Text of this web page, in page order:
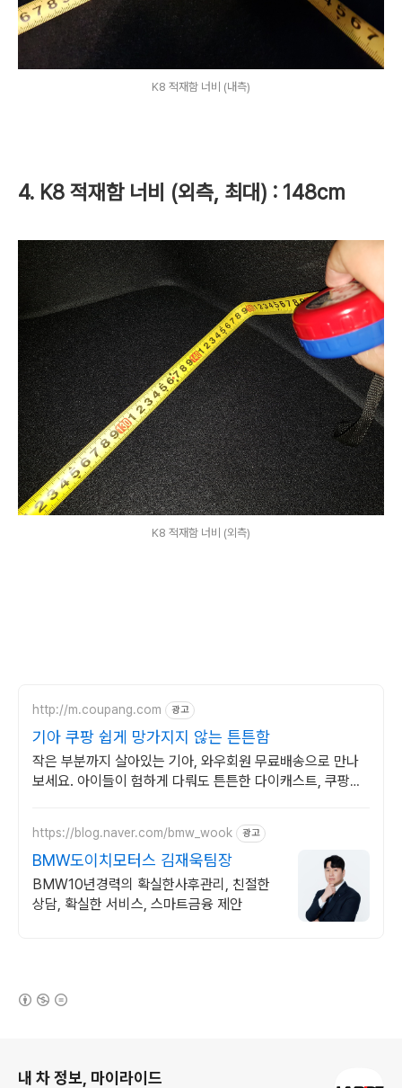
K8 적재함 너비 (내측)
4. K8 적재함 너비 (외측, 최대) : 148cm
K8 적재함 너비 (외측)
http://m.coupang.com 광고
기아 쿠팡 쉽게 망가지지 않는 튼튼함
작은 부분까지 살아있는 기아, 와우회원 무료배송으로 만나
보세요. 아이들이 험하게 다뤄도 튼튼한 다이캐스트, 쿠팡에
https://blog.naver.com/bmw_wook 광고
BMW도이치모터스 김재욱팀장
BMW10년경력의 확실한사후관리, 친절한
상담, 확실한 서비스, 스마트금융 제안
내 차 정보, 마이라이드